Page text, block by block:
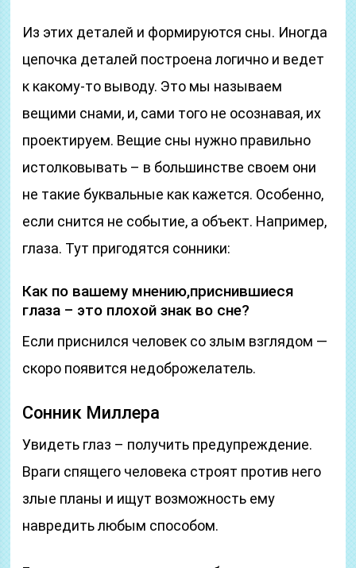
Из этих деталей и формируются сны. Иногда
цепочка деталей построена логично и ведет
к какому-то выводу. Это мы называем
вещими снами, и, сами того не осознавая, их
проектируем. Вещие сны нужно правильно
истолковывать – в большинстве своем они
не такие буквальные как кажется. Особенно,
если снится не событие, а объект. Например,
глаза. Тут пригодятся сонники:
Как по вашему мнению,приснившиеся
глаза – это плохой знак во сне?
Если приснился человек со злым взглядом —
скоро появится недоброжелатель.
Cонник Миллера
Увидеть глаз – получить предупреждение.
Враги спящего человека строят против него
злые планы и ищут возможность ему
навредить любым способом.